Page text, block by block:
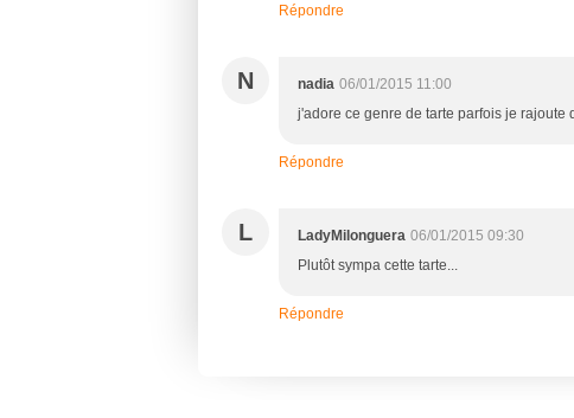
Répondre
N nadia 06/01/2015 11:00
j'adore ce genre de tarte parfois je rajoute
Répondre
L LadyMilonguera 06/01/2015 09:30
Plutôt sympa cette tarte...
Répondre